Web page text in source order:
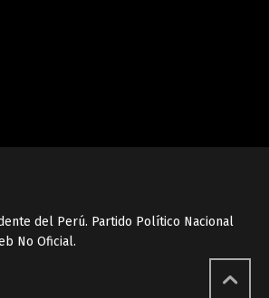
del Perú. Partido Político Nacional
No Oficial.